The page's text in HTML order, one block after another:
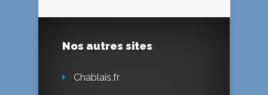
Nos autres sites
Chablais.fr